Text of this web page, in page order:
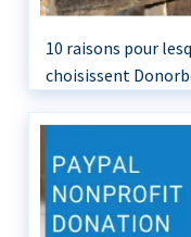
10 raisons pour
choisissent